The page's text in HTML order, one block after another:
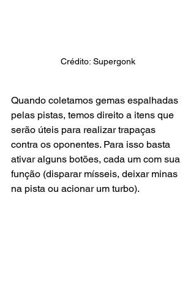
Crédito: Supergonk
Quando coletamos gemas espalhadas
pelas pistas, temos direito a itens que
serão úteis para realizar trapaças
contra os oponentes. Para isso basta
ativar alguns botões, cada um com sua
função (disparar mísseis, deixar minas
na pista ou acionar um turbo).